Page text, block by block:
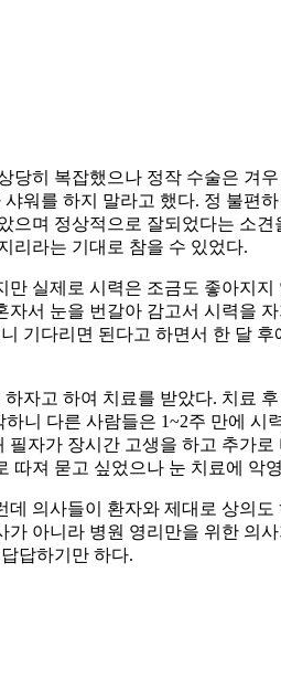
히 복잡했으나 정작 수술은 겨
워를 하지 말라고 했다. 정 불편
며 정상적으로 잘되었다는 소
리라는 기대로 참을 수 있었다.
실제로 시력은 조금도 좋아지
서 눈을 번갈아 감고서 시력을
기다리면 된다고 하면서 한 달
자고 하여 치료를 받았다. 치료
니 다른 사람들은 1~2주 만에
자가 장시간 고생을 하고 추가
져 묻고 싶었으나 눈 치료에 악
의사들이 환자와 제대로 상의
아니라 병원 영리만을 위한 의
답하기만 하다.